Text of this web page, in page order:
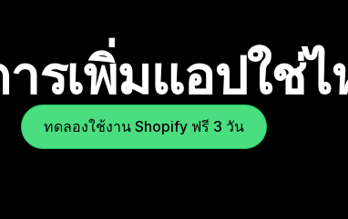
รเพิ่มแอปใช่
ทดลองใช้งาน Shopify ฟรี 3 วัน